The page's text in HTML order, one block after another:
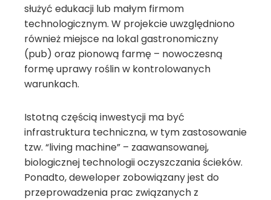
służyć edukacji lub małym firmom
technologicznym. W projekcie uwzględniono
również miejsce na lokal gastronomiczny
(pub) oraz pionową farmę – nowoczesną
formę uprawy roślin w kontrolowanych
warunkach.
Istotną częścią inwestycji ma być
infrastruktura techniczna, w tym zastosowanie
tzw. “living machine” – zaawansowanej,
biologicznej technologii oczyszczania ścieków.
Ponadto, deweloper zobowiązany jest do
przeprowadzenia prac związanych z